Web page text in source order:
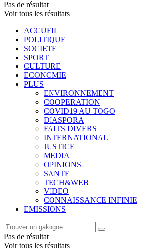
Pas de résultat
Voir tous les résultats
ACCUEIL
POLITIQUE
SOCIETE
SPORT
CULTURE
ECONOMIE
PLUS
ENVIRONNEMENT
COOPERATION
COVID19 AU TOGO
DIASPORA
FAITS DIVERS
INTERNATIONAL
JUSTICE
MEDIA
OPINIONS
SANTE
TECH&WEB
VIDEO
CONNAISSANCE INFINIE
EMISSIONS
Pas de résultat
Voir tous les résultats